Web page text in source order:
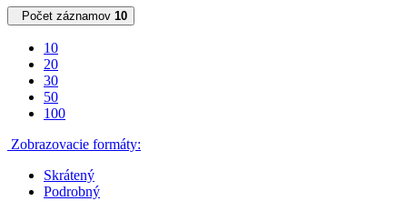
Počet záznamov 10
10
20
30
50
100
Zobrazovacie formáty:
Skrátený
Podrobný